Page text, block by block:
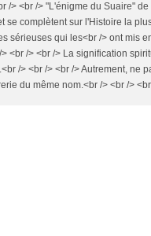
/> <br /> "L'énigme du Suaire"
se complètent sur l'Histoire la
sérieuses qui les<br /> ont mis
<br /> <br /> La signification
/> <br /> <br /> Autrement, ne
du même nom.<br /> <br />